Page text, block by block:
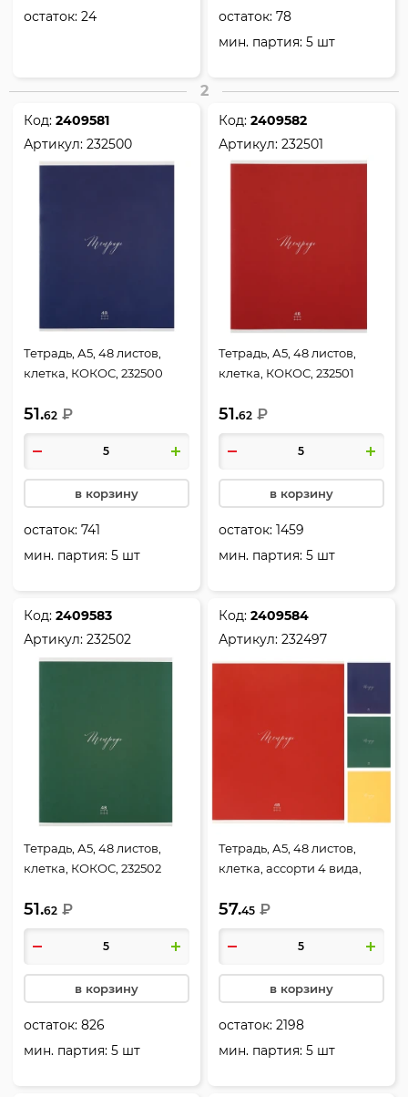
остаток:24 остаток:78
мин. партия: 5 шт
2
Код:2409581
Артикул:232500
Тетрадь, А5, 48 листов,
клетка, КОКОС, 232500
51.62 ₽
в корзину
остаток:741
мин. партия: 5 шт
Код:2409582
Артикул:232501
Тетрадь, А5, 48 листов,
клетка, КОКОС, 232501
51.62 ₽
в корзину
остаток:1459
мин. партия: 5 шт
Код:2409583
Артикул:232502
Тетрадь, А5, 48 листов,
клетка, КОКОС, 232502
51.62 ₽
в корзину
остаток:826
мин. партия: 5 шт
Код:2409584
Артикул:232497
Тетрадь, А5, 48 листов,
клетка, ассорти 4 вида,
57.45 ₽
в корзину
остаток:2198
мин. партия: 5 шт